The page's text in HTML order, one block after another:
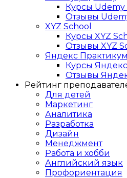
Курсы
Отзывы
XYZ School
Курсы XYZ
Отзывы XYZ
Яндекс Практикум
Курсы
Отзывы
Рейтинг
Для детей
Маркетинг
Аналитика
Разработка
Дизайн
Менеджмент
Работа и хобби
Английский язык
Профориентация